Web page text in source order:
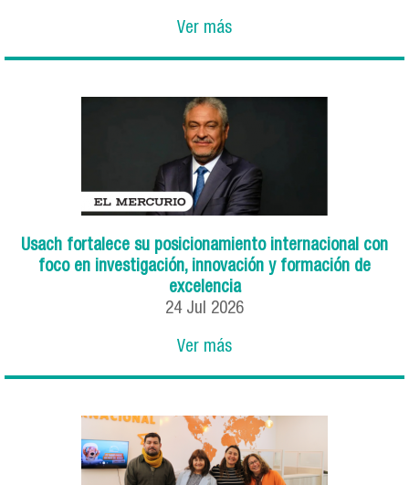
Ver más
Usach fortalece su posicionamiento internacional con
foco en investigación, innovación y formación de
excelencia
24 Jul 2026
Ver más